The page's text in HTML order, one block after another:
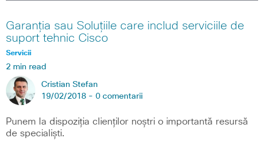
Garanția sau Soluțiile care includ serviciile de
suport tehnic Cisco
Servicii
2 min read
Cristian Stefan
19/02/2018 - 0 comentarii
Punem la dispoziția clienților noștri o importantă resursă
de specialiști.